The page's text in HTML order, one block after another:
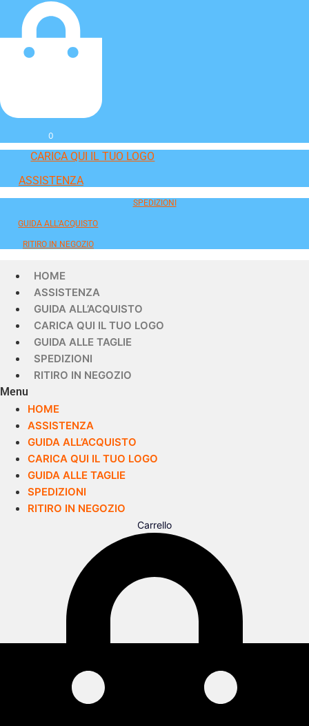
0
CARICA QUI IL TUO LOGO
ASSISTENZA
SPEDIZIONI
GUIDA ALL'ACQUISTO
RITIRO IN NEGOZIO
HOME
ASSISTENZA
GUIDA ALL’ACQUISTO
CARICA QUI IL TUO LOGO
GUIDA ALLE TAGLIE
SPEDIZIONI
RITIRO IN NEGOZIO
Menu
HOME
ASSISTENZA
GUIDA ALL’ACQUISTO
CARICA QUI IL TUO LOGO
GUIDA ALLE TAGLIE
SPEDIZIONI
RITIRO IN NEGOZIO
Carrello